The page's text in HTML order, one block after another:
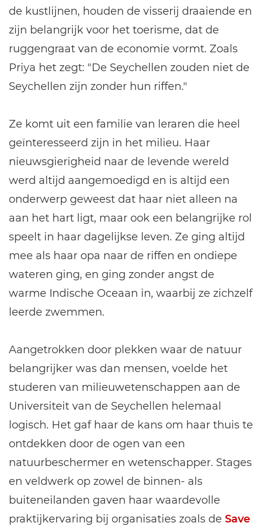
de kustlijnen, houden de visserij draaiende en
zijn belangrijk voor het toerisme, dat de
ruggengraat van de economie vormt. Zoals
Priya het zegt: "De Seychellen zouden niet de
Seychellen zijn zonder hun riffen."
Ze komt uit een familie van leraren die heel
geïnteresseerd zijn in het milieu. Haar
nieuwsgierigheid naar de levende wereld
werd altijd aangemoedigd en is altijd een
onderwerp geweest dat haar niet alleen na
aan het hart ligt, maar ook een belangrijke rol
speelt in haar dagelijkse leven. Ze ging altijd
mee als haar opa naar de riffen en ondiepe
wateren ging, en ging zonder angst de
warme Indische Oceaan in, waarbij ze zichzelf
leerde zwemmen.
Aangetrokken door plekken waar de natuur
belangrijker was dan mensen, voelde het
studeren van milieuwetenschappen aan de
Universiteit van de Seychellen helemaal
logisch. Het gaf haar de kans om haar thuis te
ontdekken door de ogen van een
natuurbeschermer en wetenschapper. Stages
en veldwerk op zowel de binnen- als
buiteneilanden gaven haar waardevolle
praktijkervaring bij organisaties zoals de Save